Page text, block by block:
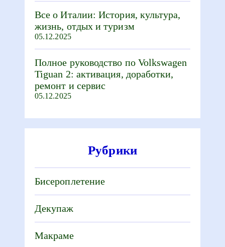
Все о Италии: История, культура,
жизнь, отдых и туризм
05.12.2025
Полное руководство по Volkswagen
Tiguan 2: активация, доработки,
ремонт и сервис
05.12.2025
Рубрики
Бисероплетение
Декупаж
Макраме